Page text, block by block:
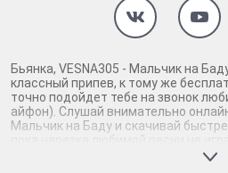
Бьянка, VESNA305 - Мальчик на
классный припев, к тому же
точно подойдет тебе на звонок
айфон). Слушай внимательно
Мальчик на Баду и скачивай
пока нарезка любимой песни не
каждого второго на звонке. Будь